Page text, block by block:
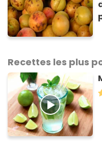
Recettes les plus